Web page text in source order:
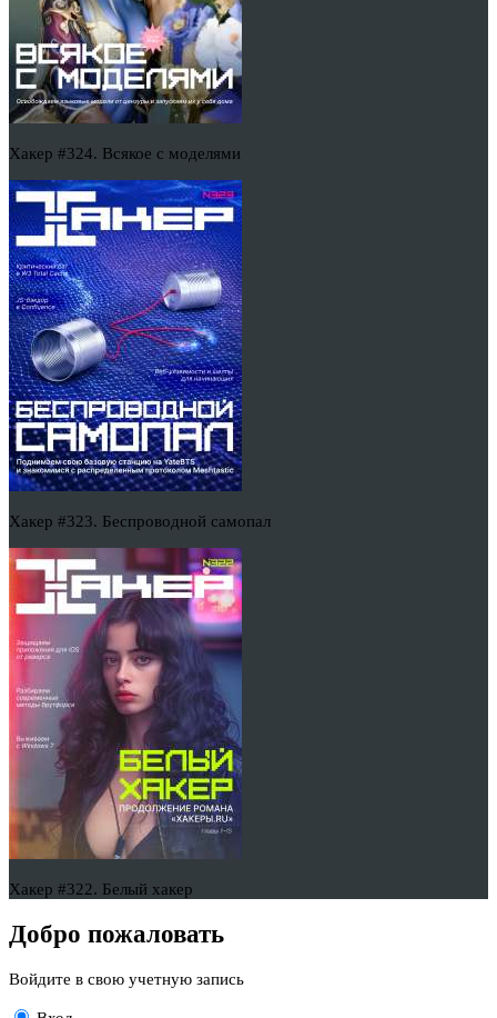
Хакер #324. Всякое с моделями
Хакер #323. Беспроводной самопал
Хакер #322. Белый хакер
Добро пожаловать
Войдите в свою учетную запись